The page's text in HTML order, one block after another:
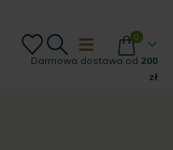
0
Darmowa dostawa od 200
zł